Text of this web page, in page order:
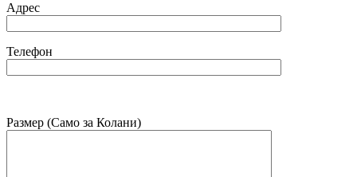
Адрес
Телефон
Размер (Само за Колани)